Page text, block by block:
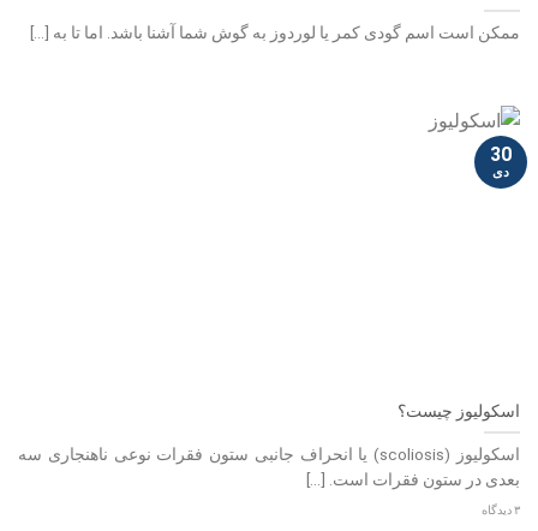
ممکن است اسم گودی کمر یا لوردوز به گوش شما آشنا باشد. اما تا به [...]
اسکولیوز چیست؟
اسکولیوز (scoliosis) یا انحراف جانبی ستون فقرات نوعی ناهنجاری سه‌
بعدی در ستون فقرات است. [...]
۳ دیدگاه
30
دی